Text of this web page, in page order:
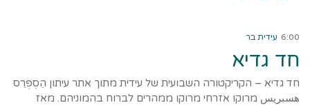
6:00 עידית בר
חד גדיא
חד גדיא – הקריקטורה השבועית של עידית מתוך אתר עיתון הֵסְפְּרֵס
هسبريس מרוקו אזרחי מרוקו ממהרים לברוח בהמוניהם. מאז